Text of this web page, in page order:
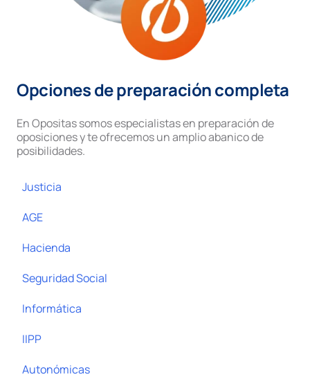
Opciones de preparación completa
En Opositas somos especialistas en preparación de
oposiciones y te ofrecemos un amplio abanico de
posibilidades.
Justicia
AGE
Hacienda
Seguridad Social
Informática
IIPP
Autonómicas